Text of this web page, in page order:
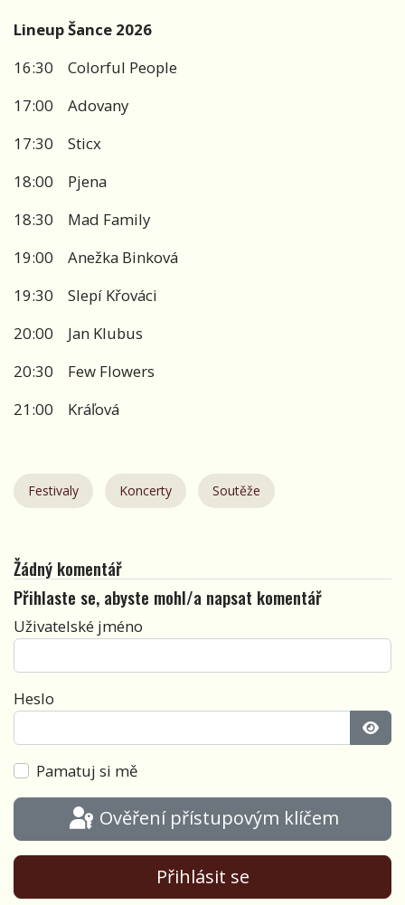
Lineup Šance 2026
16:30 Colorful People
17:00 Adovany
17:30 Sticx
18:00 Pjena
18:30 Mad Family
19:00 Anežka Binková
19:30 Slepí Křováci
20:00 Jan Klubus
20:30 Few Flowers
21:00 Kráľová
Festivaly Koncerty Soutěže
Žádný komentář
Přihlaste se, abyste mohl/a napsat komentář
Uživatelské jméno
Heslo
Pamatuj si mě
Ověření přístupovým klíčem
Přihlásit se